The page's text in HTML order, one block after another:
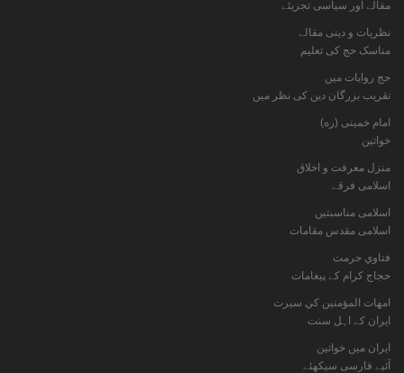
مقالے اور سیاسی تجزیئے
نظریات و دینی مقالے
مناسک حج کی تعلیم
حج روایات میں
تقریب بزرگان دین کی نظر میں
امام خمینی (ره)
خواتين
منزل معرفت و اخلاق
اسلامی فرقے
اسلامی مناسبتیں
اسلامی مقدس مقامات
فتاوي حرمت
حجاج کرام کے پیغامات
امهات المؤمنين كي سيرت
ایران کے اہل سنت
ایران میں خواتین
آئیے فارسی سیکھئے